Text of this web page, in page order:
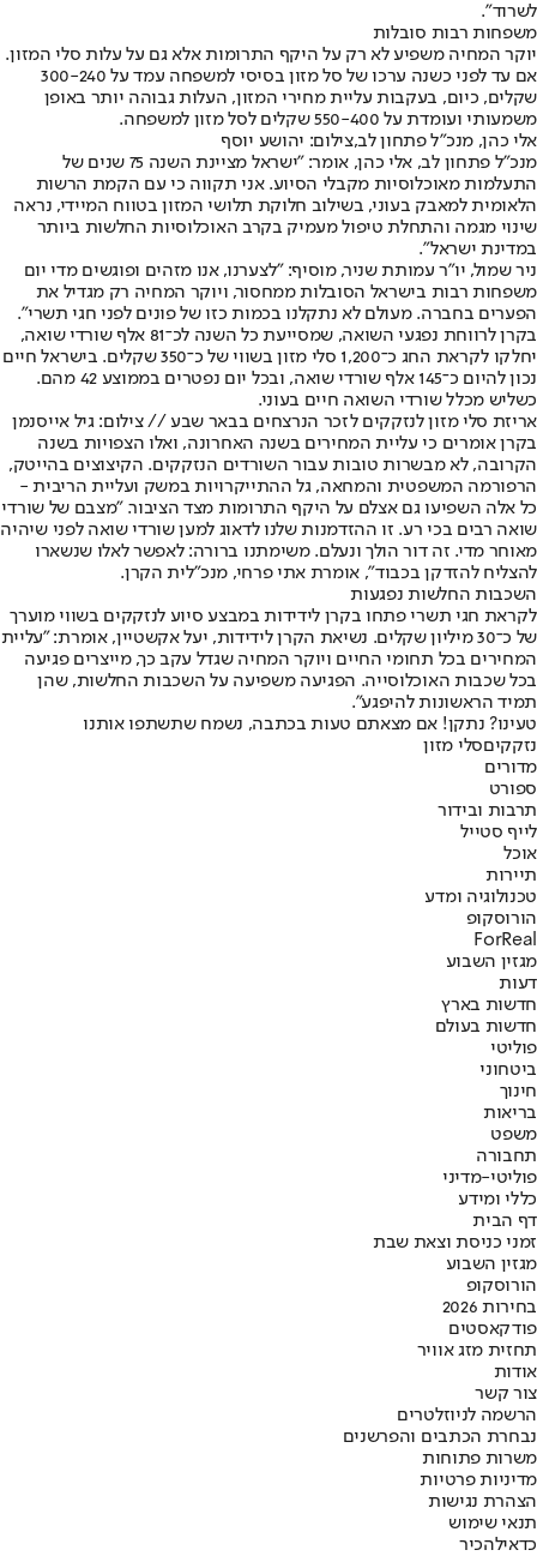
לשרוד".
משפחות רבות סובלות
יוקר המחיה משפיע לא רק על היקף התרומות אלא גם על עלות סלי המזון.
אם עד לפני כשנה ערכו של סל מזון בסיסי למשפחה עמד על 300-240
שקלים, כיום, בעקבות עליית מחירי המזון, העלות גבוהה יותר באופן
משמעותי ועומדת על 550-400 שקלים לסל מזון למשפחה.
אלי כהן, מנכ"ל פתחון לב,צילום: יהושע יוסף
מנכ"ל פתחון לב, אלי כהן, אומר: "ישראל מציינת השנה 75 שנים של
התעלמות מאוכלוסיות מקבלי הסיוע. אני תקווה כי עם הקמת הרשות
הלאומית למאבק בעוני, בשילוב חלוקת תלושי המזון בטווח המיידי, נראה
שינוי מגמה והתחלת טיפול מעמיק בקרב האוכלוסיות החלשות ביותר
במדינת ישראל".
ניר שמול, יו"ר עמותת שניר, מוסיף: "לצערנו, אנו מזהים ופוגשים מדי יום
משפחות רבות בישראל הסובלות ממחסור, ויוקר המחיה רק מגדיל את
הפערים בחברה. מעולם לא נתקלנו בכמות כזו של פונים לפני חגי תשרי".
בקרן לרווחת נפגעי השואה, שמסייעת כל השנה לכ־81 אלף שורדי שואה,
יחלקו לקראת החג כ־1,200 סלי מזון בשווי של כ־350 שקלים. בישראל חיים
נכון להיום כ־145 אלף שורדי שואה, ובכל יום נפטרים בממוצע 42 מהם.
כשליש מכלל שורדי השואה חיים בעוני.
אריזת סלי מזון לנזקקים לזכר הנרצחים בבאר שבע // צילום: גיל אייסנמן
בקרן אומרים כי עליית המחירים בשנה האחרונה, ואלו הצפויות בשנה
הקרובה, לא מבשרות טובות עבור השורדים הנזקקים. הקיצוצים בהייטק,
הרפורמה המשפטית והמחאה, גל ההתייקרויות במשק ועליית הריבית -
כל אלה השפיעו גם אצלם על היקף התרומות מצד הציבור. "מצבם של שורדי
שואה רבים בכי רע. זו ההזדמנות שלנו לדאוג למען שורדי שואה לפני שיהיה
מאוחר מדי. זה דור הולך ונעלם. משימתנו ברורה: לאפשר לאלו שנשארו
להצליח להזדקן בכבוד", אומרת אתי פרחי, מנכ"לית הקרן.
השכבות החלשות נפגעות
לקראת חגי תשרי פתחו בקרן לידידות במבצע סיוע לנזקקים בשווי מוערך
של כ־30 מיליון שקלים. נשיאת הקרן לידידות, יעל אקשטיין, אומרת: "עליית
המחירים בכל תחומי החיים ויוקר המחיה שגדל עקב כך, מייצרים פגיעה
בכל שכבות האוכלוסייה. הפגיעה משפיעה על השכבות החלשות, שהן
תמיד הראשונות להיפגע".
טעינו? נתקן! אם מצאתם טעות בכתבה, נשמח שתשתפו אותנו
נזקקיםסלי מזון
מדורים
ספורט
תרבות ובידור
לייף סטייל
אוכל
תיירות
טכנולוגיה ומדע
הורוסקופ
ForReal
מגזין השבוע
דעות
חדשות בארץ
חדשות בעולם
פוליטי
ביטחוני
חינוך
בריאות
משפט
תחבורה
פוליטי-מדיני
כללי ומידע
דף הבית
זמני כניסת וצאת שבת
מגזין השבוע
הורוסקופ
בחירות 2026
פודקאסטים
תחזית מזג אוויר
אודות
צור קשר
הרשמה לניוזלטרים
נבחרת הכתבים והפרשנים
משרות פתוחות
מדיניות פרטיות
הצהרת נגישות
תנאי שימוש
כדאילהכיר